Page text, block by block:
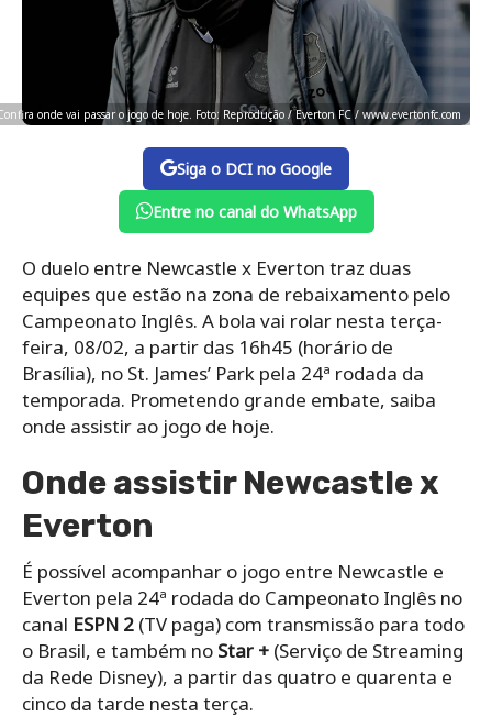
onde vai passar o jogo de hoje. Foto: Reprodução / Everton FC / www.evertonfc.com
Siga o DCI no Google
Entre no canal do WhatsApp
O duelo entre Newcastle x Everton traz duas
equipes que estão na zona de rebaixamento pelo
Campeonato Inglês. A bola vai rolar nesta terça-
feira, 08/02, a partir das 16h45 (horário de
Brasília), no St. James’ Park pela 24ª rodada da
temporada. Prometendo grande embate, saiba
onde assistir ao jogo de hoje.
Onde assistir Newcastle x
Everton
É possível acompanhar o jogo entre Newcastle e
Everton pela 24ª rodada do Campeonato Inglês no
canal ESPN 2 (TV paga) com transmissão para todo
o Brasil, e também no Star + (Serviço de Streaming
da Rede Disney), a partir das quatro e quarenta e
cinco da tarde nesta terça.